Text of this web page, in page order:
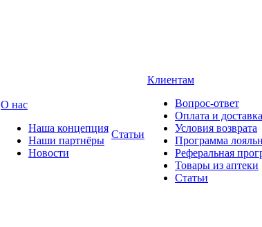
О нас
Наша концепция
Наши партнёры
Новости
Статьи
Клиентам
Вопрос-ответ
Оплата и доставка
Условия возврата
Программа
Реферальная
Товары из аптеки
Статьи